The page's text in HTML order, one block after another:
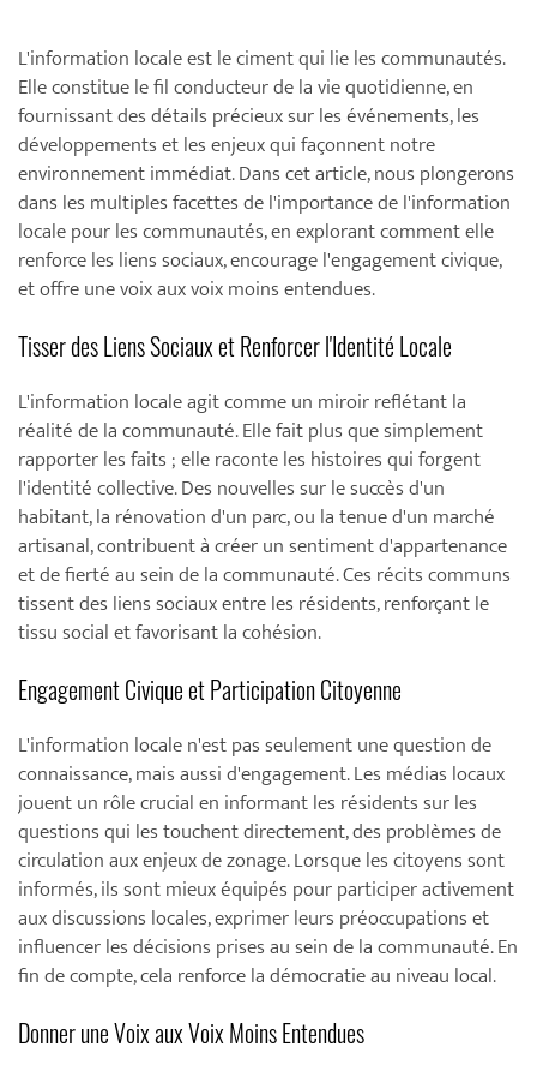
L'information locale est le ciment qui lie les communautés.
Elle constitue le fil conducteur de la vie quotidienne, en
fournissant des détails précieux sur les événements, les
développements et les enjeux qui façonnent notre
environnement immédiat. Dans cet article, nous plongerons
dans les multiples facettes de l'importance de l'information
locale pour les communautés, en explorant comment elle
renforce les liens sociaux, encourage l'engagement civique,
et offre une voix aux voix moins entendues.
Tisser des Liens Sociaux et Renforcer l'Identité Locale
L'information locale agit comme un miroir reflétant la
réalité de la communauté. Elle fait plus que simplement
rapporter les faits ; elle raconte les histoires qui forgent
l'identité collective. Des nouvelles sur le succès d'un
habitant, la rénovation d'un parc, ou la tenue d'un marché
artisanal, contribuent à créer un sentiment d'appartenance
et de fierté au sein de la communauté. Ces récits communs
tissent des liens sociaux entre les résidents, renforçant le
tissu social et favorisant la cohésion.
Engagement Civique et Participation Citoyenne
L'information locale n'est pas seulement une question de
connaissance, mais aussi d'engagement. Les médias locaux
jouent un rôle crucial en informant les résidents sur les
questions qui les touchent directement, des problèmes de
circulation aux enjeux de zonage. Lorsque les citoyens sont
informés, ils sont mieux équipés pour participer activement
aux discussions locales, exprimer leurs préoccupations et
influencer les décisions prises au sein de la communauté. En
fin de compte, cela renforce la démocratie au niveau local.
Donner une Voix aux Voix Moins Entendues